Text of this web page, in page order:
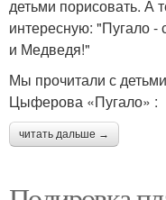
детьми порисовать. А
интересную: "Пугало -
и Медведя!"
Мы прочитали с
Цыферова «Пугало» :
читать дальше →